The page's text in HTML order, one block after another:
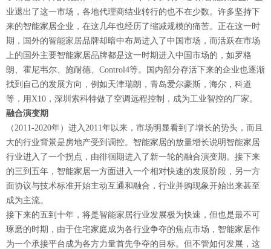
业退出了这一市场，各地代理商结业转行的也不在少数。许多坚持下
来的智能家居企业，在这几年也经历了缩减规模的痛苦。正在这一时
期，国外的智能家居品牌却暗中布局进入了中国市场，而活跃在市场
上的国外主要智能家居品牌都是这一时期进入中国市场的，如罗格
朗、霍尼韦尔、施耐德、Control4等。国内部分存活下来的企业也逐渐
找到自己的发展方向，例如天津瑞朗，青岛爱尔豪斯，海尔，科道
等，用X10，深圳索科特做了空调远程控制，成为工业智控的厂家。
融合演变期
（2011-2020年）进入2011年以来，市场明显看到了增长的势头，而且
大的行业背景是房地产受到调控。智能家居的放量增长说明智能家居
行业进入了一个拐点，由徘徊期进入了新一轮的融合演变期。接下来
的三到五年，智能家居一方面进入一个相对快速的发展阶段，另一方
面协议与技术标准开始主动互通和融合，行业并购现象开始出来甚至
成为主流。
接下来的五到十年，将是智能家居行业发展极为快速，但也是最不可
琢磨的时期，由于住宅家庭成为各行业争夺的焦点市场，智能家居作
为一个承接平台成为各方力量首先争夺的目标。但不管如何发展，这